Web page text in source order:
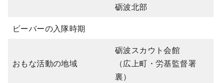
砺波北部
ビーバーの入隊時期
おもな活動の地域
砺波スカウト会館
（広上町・労基監督署
裏）